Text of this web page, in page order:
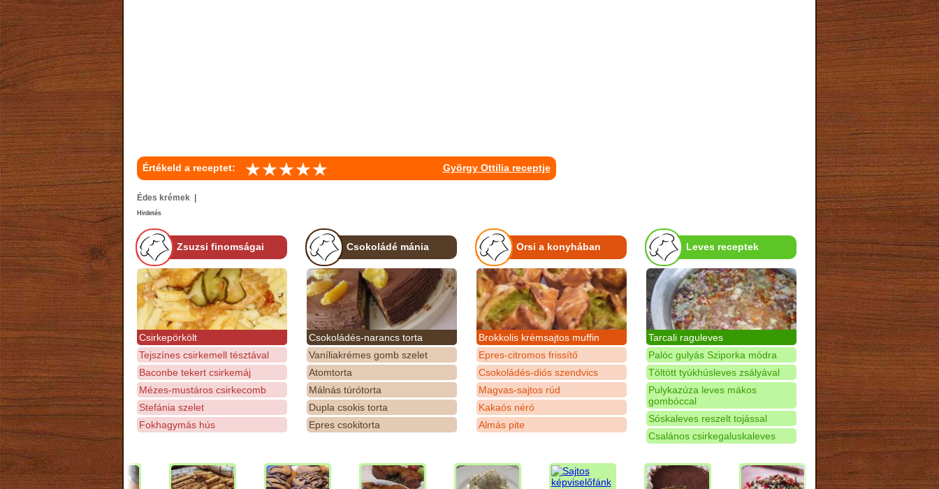
Értékeld a receptet: György Ottilia receptje
Édes krémek |
Hirdetés
Zsuzsi finomságai
Csirkepörkölt
Tejszínes csirkemell tésztával
Baconbe tekert csirkemáj
Mézes-mustáros csirkecomb
Stefánia szelet
Fokhagymás hús
Csokoládé mánia
Csokoládés-narancs torta
Vaníliakrémes gomb szelet
Atomtorta
Málnás túrótorta
Dupla csokis torta
Epres csokitorta
Orsi a konyhában
Brokkolis krémsajtos muffin
Epres-citromos frissítő
Csokoládés-diós szendvics
Magvas-sajtos rúd
Kakaós néró
Almás pite
Leves receptek
Tarcali raguleves
Palóc gulyás Sziporka módra
Töltött tyúkhúsleves zsályával
Pulykazúza leves mákos
gombóccal
Sóskaleves reszelt tojással
Csalános csirkegaluskaleves